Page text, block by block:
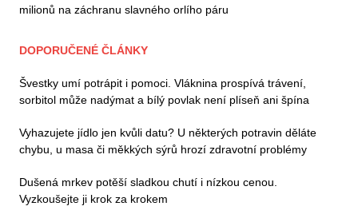
milionů na záchranu slavného orlího páru
DOPORUČENÉ ČLÁNKY
Švestky umí potrápit i pomoci. Vláknina prospívá trávení,
sorbitol může nadýmat a bílý povlak není plíseň ani špína
Vyhazujete jídlo jen kvůli datu? U některých potravin děláte
chybu, u masa či měkkých sýrů hrozí zdravotní problémy
Dušená mrkev potěší sladkou chutí i nízkou cenou.
Vyzkoušejte ji krok za krokem